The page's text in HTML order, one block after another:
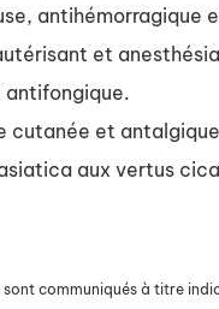
antihémorragique
et
cutanée et
aux vertus
communiqués à titre